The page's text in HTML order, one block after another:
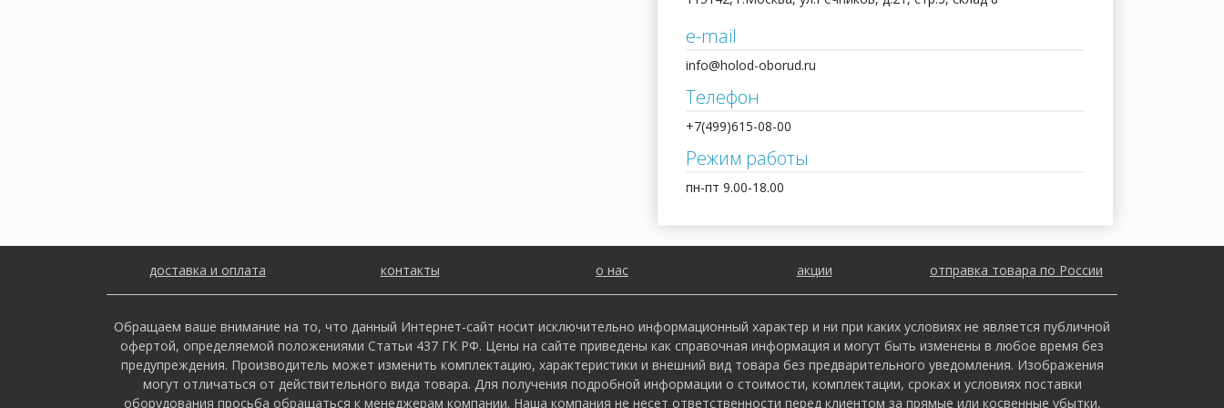
e-mail
info@holod-oborud.ru
Телефон
+7(499)615-08-00
Режим работы
пн-пт 9.00-18.00
доставка и оплата контакты о нас акции отправка товара по России
Обращаем ваше внимание на то, что данный Интернет-сайт носит исключительно информационный характер и ни при каких условиях не является публичной
офертой, определяемой положениями Статьи 437 ГК РФ. Цены на сайте приведены как справочная информация и могут быть изменены в любое время без
предупреждения. Производитель может изменить комплектацию, характеристики и внешний вид товара без предварительного уведомления. Изображения
могут отличаться от действительного вида товара. Для получения подробной информации о стоимости, комплектации, сроках и условиях поставки
оборудования просьба обращаться к менеджерам компании. Наша компания не несет ответственности перед клиентом за прямые или косвенные убытки,